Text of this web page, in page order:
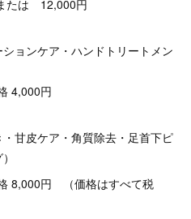
たは 12,000円
ションケア・ハンドトリートメン
4,000円
・甘皮ケア・角質除去・足首下ピ
8,000円 （価格はすべて税